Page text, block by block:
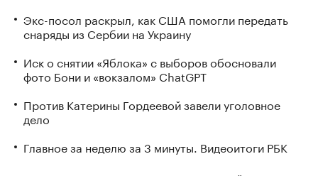
Экс-посол раскрыл, как США помогли передать
снаряды из Сербии на Украину
Иск о снятии «Яблока» с выборов обосновали
фото Бони и «вокзалом» ChatGPT
Против Катерины Гордеевой завели уголовное
дело
Главное за неделю за 3 минуты. Видеоитоги РБК